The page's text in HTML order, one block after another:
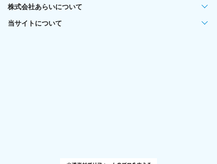
株式会社あらいについて
当サイトについて